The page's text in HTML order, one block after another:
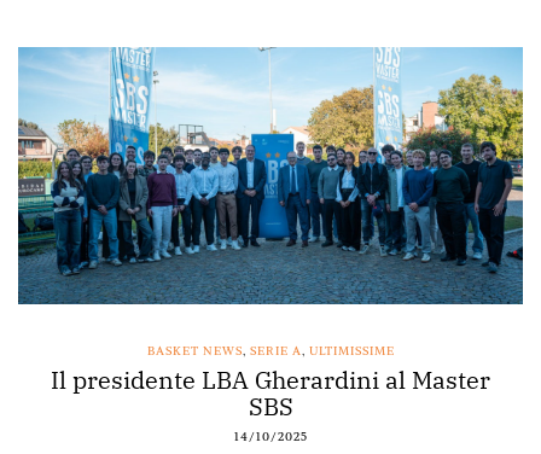
BASKET NEWS, SERIE A, ULTIMISSIME
Il presidente LBA Gherardini al Master
SBS
14/10/2025